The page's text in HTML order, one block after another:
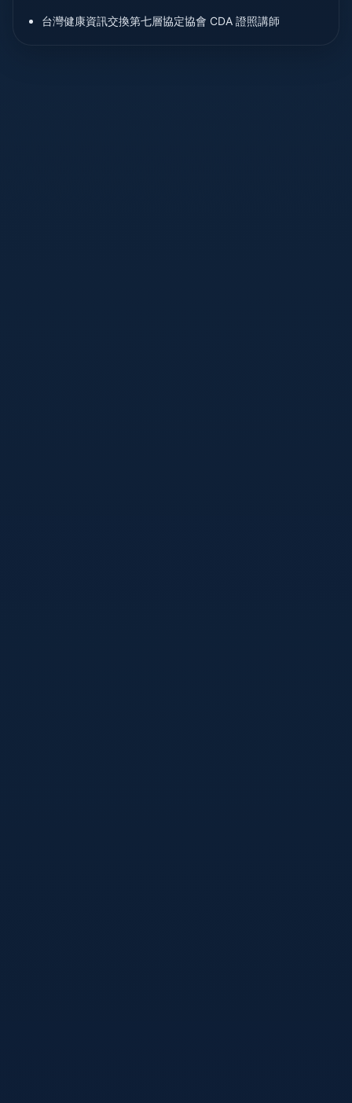
台灣健康資訊交換第七層協定協會 CDA 證照講師